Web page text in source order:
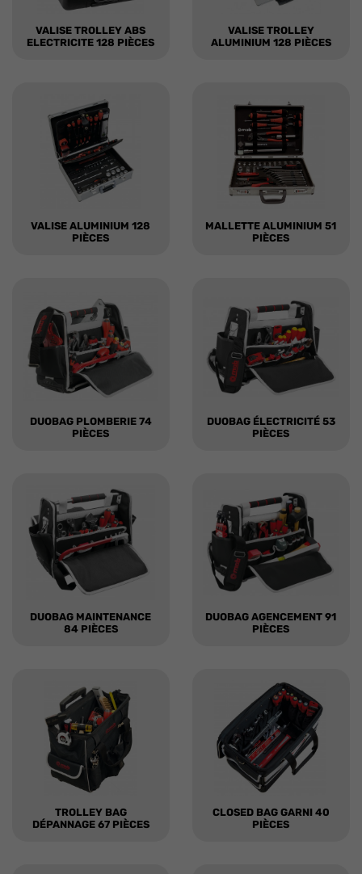
VALISE TROLLEY ABS
ELECTRICITE 128 PIÈCES
VALISE TROLLEY
ALUMINIUM 128 PIÈCES
VALISE ALUMINIUM 128
PIÈCES
MALLETTE ALUMINIUM 51
PIÈCES
DUOBAG PLOMBERIE 74
PIÈCES
DUOBAG ÉLECTRICITÉ 53
PIÈCES
DUOBAG MAINTENANCE
84 PIÈCES
DUOBAG AGENCEMENT 91
PIÈCES
TROLLEY BAG
DÉPANNAGE 67 PIÈCES
CLOSED BAG GARNI 40
PIÈCES